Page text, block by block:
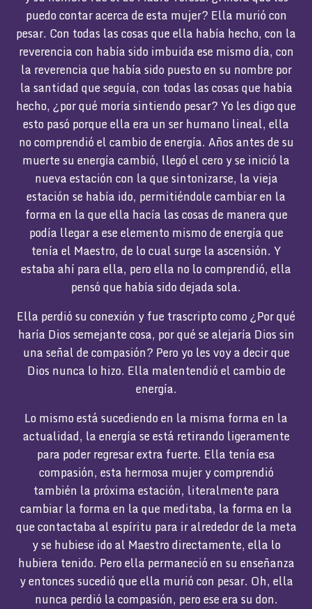
puedo contar acerca de esta mujer? Ella murió con
pesar. Con todas las cosas que ella había hecho, con la
reverencia con había sido imbuida ese mismo día, con
la reverencia que había sido puesto en su nombre por
la santidad que seguía, con todas las cosas que había
hecho, ¿por qué moría sintiendo pesar? Yo les digo que
esto pasó porque ella era un ser humano lineal, ella
no comprendió el cambio de energía. Años antes de su
muerte su energía cambió, llegó el cero y se inició la
nueva estación con la que sintonizarse, la vieja
estación se había ido, permitiéndole cambiar en la
forma en la que ella hacía las cosas de manera que
podía llegar a ese elemento mismo de energía que
tenía el Maestro, de lo cual surge la ascensión. Y
estaba ahí para ella, pero ella no lo comprendió, ella
pensó que había sido dejada sola.
Ella perdió su conexión y fue trascripto como ¿Por qué
haría Dios semejante cosa, por qué se alejaría Dios sin
una señal de compasión? Pero yo les voy a decir que
Dios nunca lo hizo. Ella malentendió el cambio de
energía.
Lo mismo está sucediendo en la misma forma en la
actualidad, la energía se está retirando ligeramente
para poder regresar extra fuerte. Ella tenía esa
compasión, esta hermosa mujer y comprendió
también la próxima estación, literalmente para
cambiar la forma en la que meditaba, la forma en la
que contactaba al espíritu para ir alrededor de la meta
y se hubiese ido al Maestro directamente, ella lo
hubiera tenido. Pero ella permaneció en su enseñanza
y entonces sucedió que ella murió con pesar. Oh, ella
nunca perdió la compasión, pero ese era su don.